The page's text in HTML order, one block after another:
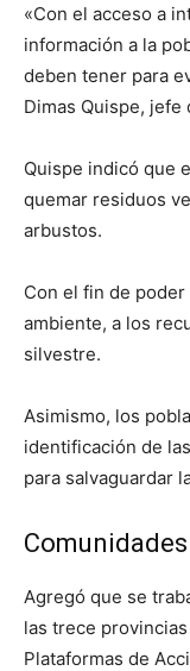
«Con el acceso a
información a la
deben tener para
Dimas Quispe,
Quispe indicó que
quemar residuos
arbustos.
Con el fin de
ambiente, a los
silvestre.
Asimismo, los
identificación de
para salvaguardar
Agregó que se
las trece
Plataformas de